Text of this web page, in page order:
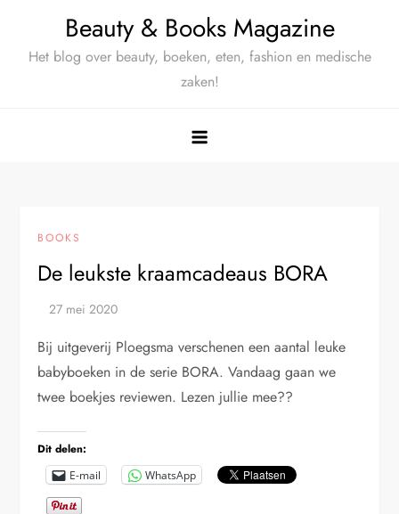
Beauty & Books Magazine
Het blog over beauty, boeken, eten, fashion en medische
zaken!
BOOKS
De leukste kraamcadeaus BORA
Bij uitgeverij Ploegsma verschenen een aantal leuke
babyboeken in de serie BORA. Vandaag gaan we
twee boekjes reviewen. Lezen jullie mee??
Dit delen:
E-mail WhatsApp